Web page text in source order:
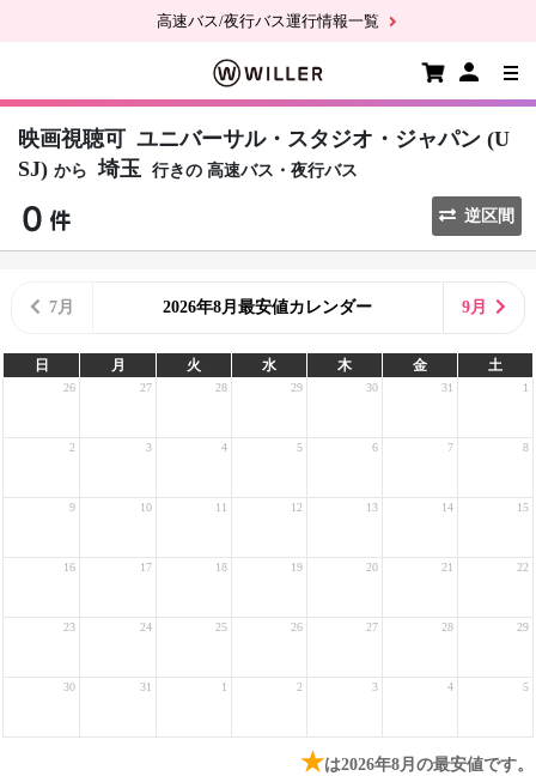
高速バス/夜行バス運行情報一覧
映画視聴可 ユニバーサル・スタジオ・ジャパン (U
SJ) から 埼玉 行きの 高速バス・夜行バス
逆区間
7月 2026年8月最安値カレンダー 9月
日 月 火 水 木 金 土
26 27 28 29 30 31 1
2 3 4 5 6 7 8
9 10 11 12 13 14 15
16 17 18 19 20 21 22
23 24 25 26 27 28 29
30 31 1 2 3 4 5
★は2026年8月の最安値です。